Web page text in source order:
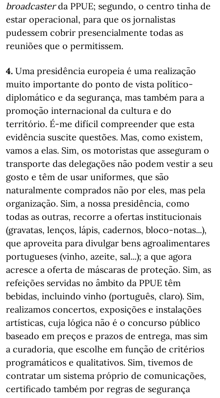
broadcasterda PPUE; segundo, o centro tinha de
estar operacional, para que os jornalistas
pudessem cobrir presencialmente todas as
reuniões que o permitissem.
4. Uma presidência europeia é uma realização
muito importante do ponto de vista político-
diplomático e da segurança, mas também para a
promoção internacional da cultura e do
território. É-me difícil compreender que esta
evidência suscite questões. Mas, como existem,
vamos a elas. Sim, os motoristas que asseguram o
transporte das delegações não podem vestir a seu
gosto e têm de usar uniformes, que são
naturalmente comprados não por eles, mas pela
organização. Sim, a nossa presidência, como
todas as outras, recorre a ofertas institucionais
(gravatas, lenços, lápis, cadernos, bloco-notas...),
que aproveita para divulgar bens agroalimentares
portugueses (vinho, azeite, sal...); a que agora
acresce a oferta de máscaras de proteção. Sim, as
refeições servidas no âmbito da PPUE têm
bebidas, incluindo vinho (português, claro). Sim,
realizamos concertos, exposições e instalações
artísticas, cuja lógica não é o concurso público
baseado em preços e prazos de entrega, mas sim
a curadoria, que escolhe em função de critérios
programáticos e qualitativos. Sim, tivemos de
contratar um sistema próprio de comunicações,
certificado também por regras de segurança